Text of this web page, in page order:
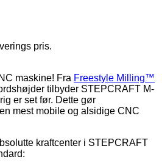
pris.
maskine! Fra Freestyle Milling™
tilbyder STEPCRAFT M-
er set før. Dette gør
mest mobile og alsidige CNC
kraftcenter i STEPCRAFT